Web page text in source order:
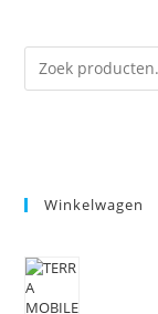
Winkelwagen